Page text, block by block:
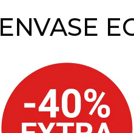
ENVASE